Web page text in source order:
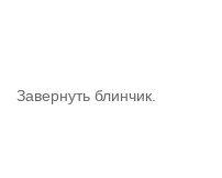
Завернуть блинчик.